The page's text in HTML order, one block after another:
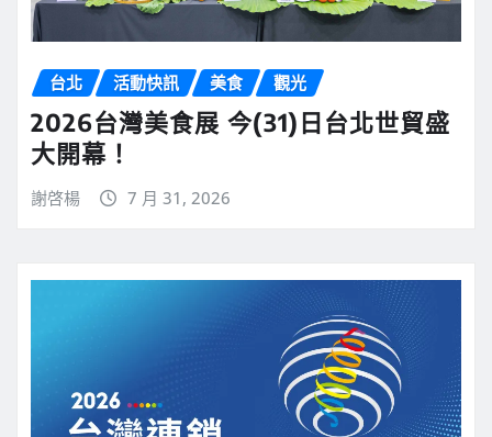
台北 活動快訊 美食 觀光
2026台灣美食展 今(31)日台北世貿盛
大開幕！
謝啓楊 7 月 31, 2026